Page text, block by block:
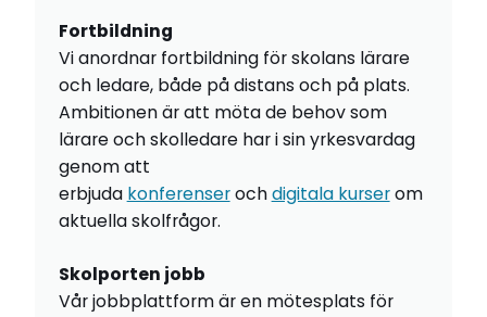
Fortbildning
Vi anordnar fortbildning för skolans lärare
och ledare, både på distans och på plats.
Ambitionen är att möta de behov som
lärare och skolledare har i sin yrkesvardag
genom att
erbjuda konferenserochdigitala kurserom
aktuella skolfrågor.
Skolporten jobb
Vår jobbplattform är en mötesplats för